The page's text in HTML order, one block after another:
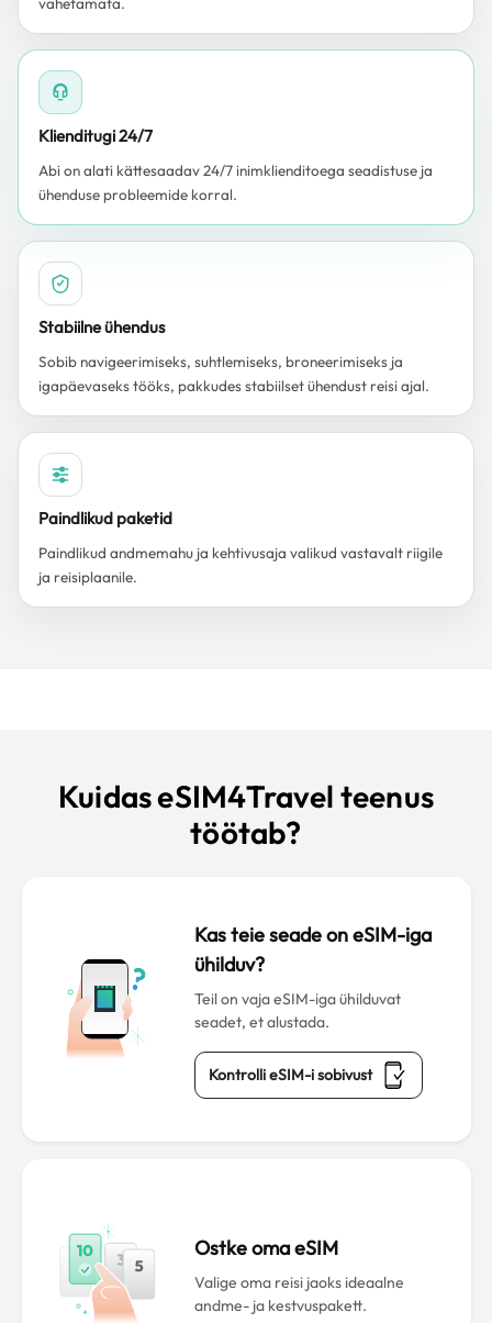
Klienditugi 24/7
Abi on alati kättesaadav 24/7 inimklienditoega seadistuse ja
ühenduse probleemide korral.
Stabiilne ühendus
Sobib navigeerimiseks, suhtlemiseks, broneerimiseks ja
igapäevaseks tööks, pakkudes stabiilset ühendust reisi ajal.
Paindlikud paketid
Paindlikud andmemahu ja kehtivusaja valikud vastavalt riigile
ja reisiplaanile.
Kuidas eSIM4Travel teenus
töötab?
Kas teie seade on eSIM-iga
ühilduv?
Teil on vaja eSIM-iga ühilduvat
seadet, et alustada.
Kontrolli eSIM-i sobivust
Ostke oma eSIM
Valige oma reisi jaoks ideaalne
andme- ja kestvuspakett.